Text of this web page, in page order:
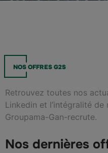
NOS OFFRES G2S
Retrouvez toutes nos
Linkedin et l’intégralité de
Groupama-Gan-recrute.
Nos dernières